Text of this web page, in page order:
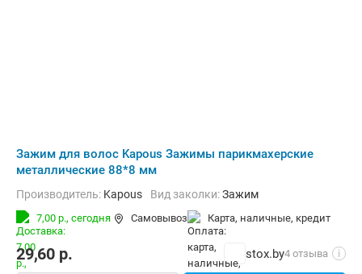
Зажим для волос Kapous Зажимы парикмахерские
металлические 88*8 мм
Производитель: Kapous Вид заколки:Зажим
7,00 р., сегодня Самовывоз карта, наличные, кредит
29,60 р. stox.by4 отзыва i